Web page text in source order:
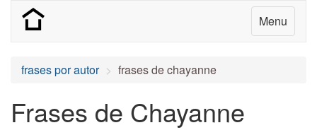
Menu
frases por autor frases de chayanne
Frases de Chayanne